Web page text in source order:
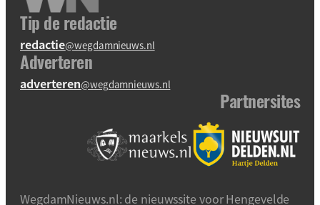
Tip de redactie
redactie@wegdamnieuws.nl
Adverteren
adverteren@wegdamnieuws.nl
Partnersites
WegdamNieuws.nl: de nieuwssite voor Hengevelde